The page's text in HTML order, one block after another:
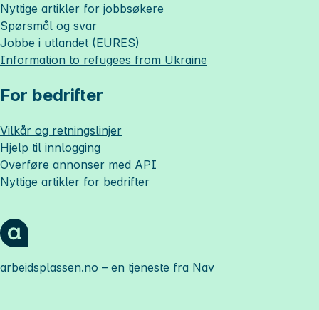
Nyttige artikler for jobbsøkere
Spørsmål og svar
Jobbe i utlandet (EURES)
Information to refugees from Ukraine
For bedrifter
Vilkår og retningslinjer
Hjelp til innlogging
Overføre annonser med API
Nyttige artikler for bedrifter
arbeidsplassen.no – en tjeneste fra Nav